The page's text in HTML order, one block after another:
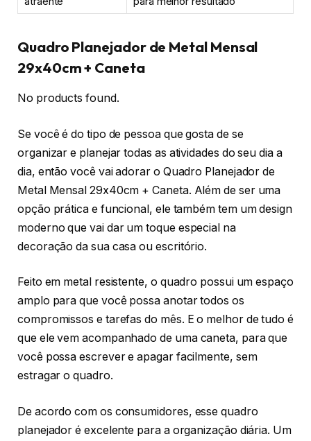
Quadro Planejador de Metal Mensal
29x40cm + Caneta
No products found.
Se você é do tipo de pessoa que gosta de se
organizar e planejar todas as atividades do seu dia a
dia, então você vai adorar o Quadro Planejador de
Metal Mensal 29x40cm + Caneta. Além de ser uma
opção prática e funcional, ele também tem um design
moderno que vai dar um toque especial na
decoração da sua casa ou escritório.
Feito em metal resistente, o quadro possui um espaço
amplo para que você possa anotar todos os
compromissos e tarefas do mês. E o melhor de tudo é
que ele vem acompanhado de uma caneta, para que
você possa escrever e apagar facilmente, sem
estragar o quadro.
De acordo com os consumidores, esse quadro
planejador é excelente para a organização diária. Um